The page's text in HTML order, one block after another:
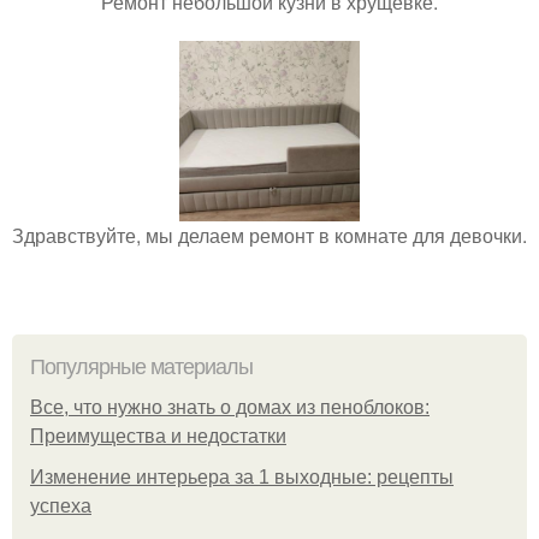
Здравствуйте, мы делаем ремонт в комнате для девочки.
Популярные материалы
Все, что нужно знать о домах из пеноблоков:
Преимущества и недостатки
Изменение интерьера за 1 выходные: рецепты
успеха